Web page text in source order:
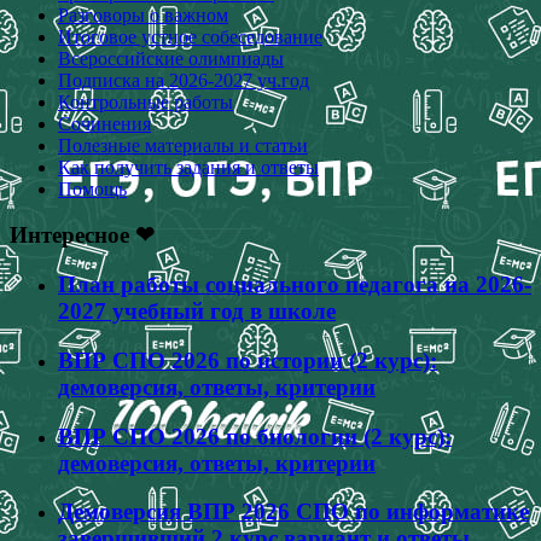
Разговоры о важном
Итоговое устное собеседование
Всероссийские олимпиады
Подписка на 2026-2027 уч.год
Контрольные работы
Сочинения
Полезные материалы и статьи
Как получить задания и ответы
Помощь
Интересное ❤
План работы социального педагога на 2026-
2027 учебный год в школе
ВПР СПО 2026 по истории (2 курс):
демоверсия, ответы, критерии
ВПР СПО 2026 по биологии (2 курс):
демоверсия, ответы, критерии
Демоверсия ВПР 2026 СПО по информатике